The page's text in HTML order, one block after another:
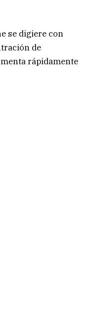
se digiere con
de
rápidamente